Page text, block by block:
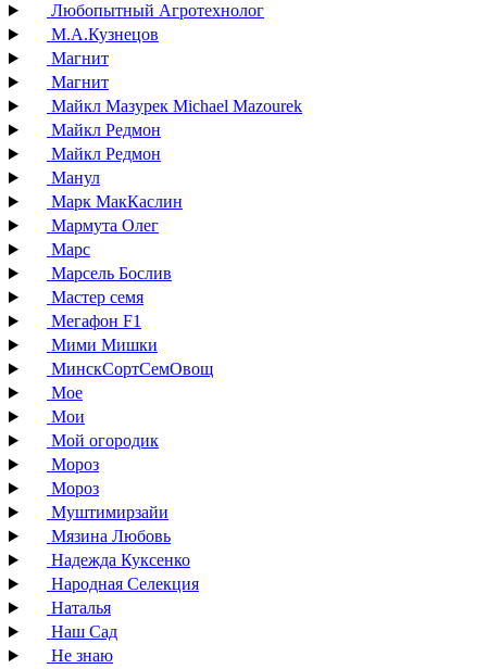
Любопытный Агротехнолог
М.А.Кузнецов
Магнит
Магнит
Майкл Мазурек Michael Mazourek
Майкл Редмон
Майкл Редмон
Манул
Марк МакКаслин
Мармута Олег
Марс
Марсель Бослив
Мастер семя
Мегафон F1
Мими Мишки
МинскСортСемОвощ
Мое
Мои
Мой огородик
Мороз
Мороз
Муштимирзайи
Мязина Любовь
Надежда Куксенко
Народная Селекция
Наталья
Наш Сад
Не знаю